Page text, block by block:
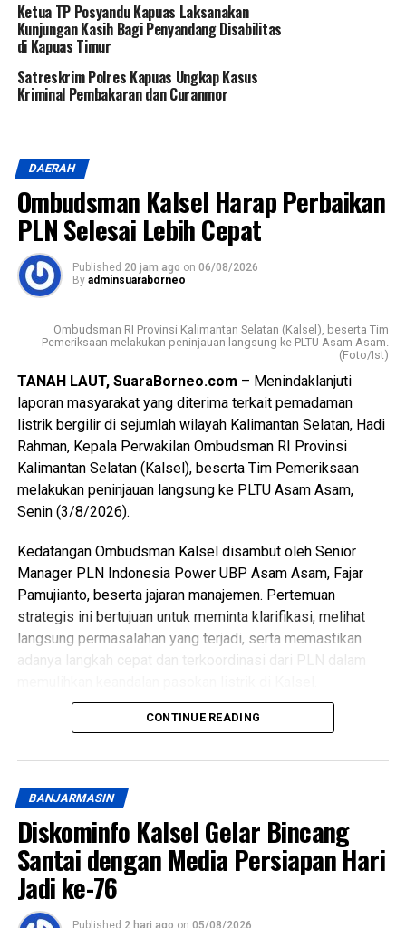
Ketua TP Posyandu Kapuas Laksanakan
Kunjungan Kasih Bagi Penyandang Disabilitas
di Kapuas Timur
Satreskrim Polres Kapuas Ungkap Kasus
Kriminal Pembakaran dan Curanmor
DAERAH
Ombudsman Kalsel Harap Perbaikan
PLN Selesai Lebih Cepat
Published 20 jam ago on 06/08/2026
By adminsuaraborneo
Ombudsman RI Provinsi Kalimantan Selatan (Kalsel), beserta Tim
Pemeriksaan melakukan peninjauan langsung ke PLTU Asam Asam.
(Foto/Ist)
TANAH LAUT, SuaraBorneo.com – Menindaklanjuti
laporan masyarakat yang diterima terkait pemadaman
listrik bergilir di sejumlah wilayah Kalimantan Selatan, Hadi
Rahman, Kepala Perwakilan Ombudsman RI Provinsi
Kalimantan Selatan (Kalsel), beserta Tim Pemeriksaan
melakukan peninjauan langsung ke PLTU Asam Asam,
Senin (3/8/2026).
Kedatangan Ombudsman Kalsel disambut oleh Senior
Manager PLN Indonesia Power UBP Asam Asam, Fajar
Pamujianto, beserta jajaran manajemen. Pertemuan
strategis ini bertujuan untuk meminta klarifikasi, melihat
langsung permasalahan yang terjadi, serta memastikan
adanya langkah cepat dan terkoordinasi dari PLN dalam
Hadi Rahman menyampaikan bahwa pemadaman listrik
sektor, mulai dari aktivitas rumah tangga warga, pelayanan
publik pemerintah, hingga pelaku Usaha Mikro, Kecil, dan
Menengah (UMKM) yang sangat bergantung pada
stabilitas pasokan listrik.
“Kami menerima banyak aduan dari masyarakat yang
merasa dirugikan dengan durasi dan frekuensi pemadaman
bergilir belakangan ini. Kehadiran kami disini adalah untuk
CONTINUE READING
BANJARMASIN
Diskominfo Kalsel Gelar Bincang
Santai dengan Media Persiapan Hari
Jadi ke-76
Published 2 hari ago on 05/08/2026